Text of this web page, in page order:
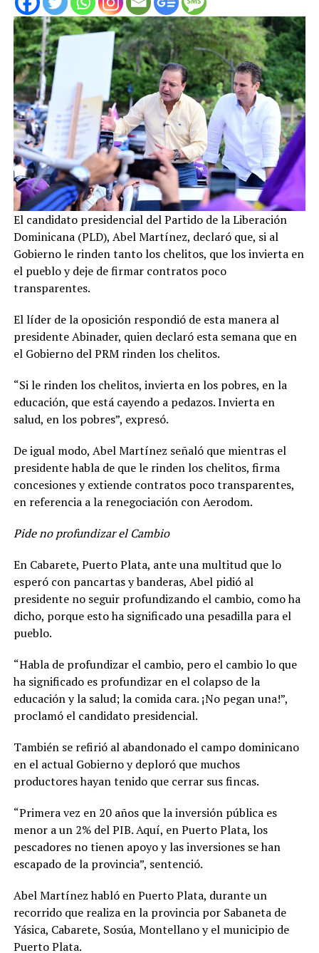
El candidato presidencial del Partido de la Liberación
Dominicana (PLD), Abel Martínez, declaró que, si al
Gobierno le rinden tanto los chelitos, que los invierta en
el pueblo y deje de firmar contratos poco
transparentes.
El líder de la oposición respondió de esta manera al
presidente Abinader, quien declaró esta semana que en
el Gobierno del PRM rinden los chelitos.
“Si le rinden los chelitos, invierta en los pobres, en la
educación, que está cayendo a pedazos. Invierta en
salud, en los pobres”, expresó.
De igual modo, Abel Martínez señaló que mientras el
presidente habla de que le rinden los chelitos, firma
concesiones y extiende contratos poco transparentes,
en referencia a la renegociación con Aerodom.
Pide no profundizar el Cambio
En Cabarete, Puerto Plata, ante una multitud que lo
esperó con pancartas y banderas, Abel pidió al
presidente no seguir profundizando el cambio, como ha
dicho, porque esto ha significado una pesadilla para el
pueblo.
“Habla de profundizar el cambio, pero el cambio lo que
ha significado es profundizar en el colapso de la
educación y la salud; la comida cara. ¡No pegan una!”,
proclamó el candidato presidencial.
También se refirió al abandonado el campo dominicano
en el actual Gobierno y deploró que muchos
productores hayan tenido que cerrar sus fincas.
“Primera vez en 20 años que la inversión pública es
menor a un 2% del PIB. Aquí, en Puerto Plata, los
pescadores no tienen apoyo y las inversiones se han
escapado de la provincia”, sentenció.
Abel Martínez habló en Puerto Plata, durante un
recorrido que realiza en la provincia por Sabaneta de
Yásica, Cabarete, Sosúa, Montellano y el municipio de
Puerto Plata.